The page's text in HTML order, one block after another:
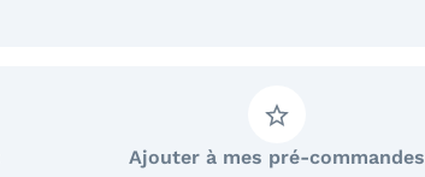
Ajouter à mes pré-commandes